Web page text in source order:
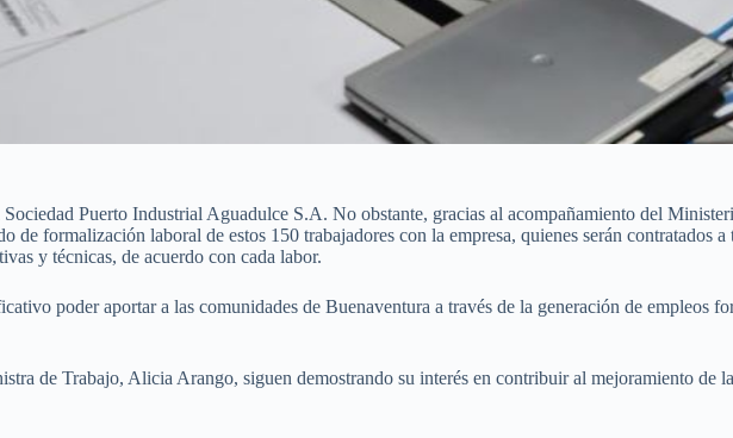
Puerto Industrial Aguadulce S.A. No obstante, gracias al acompañamiento del
formalización laboral de estos 150 trabajadores con la empresa, quienes serán contratados
y técnicas, de acuerdo con cada labor.
poder aportar a las comunidades de Buenaventura a través de la generación de empleos
de Trabajo, Alicia Arango, siguen demostrando su interés en contribuir al mejoramiento de